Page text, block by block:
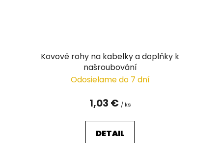
Kovové rohy na kabelky a doplňky k
našroubování
Odosielame do 7 dní
1,03 € / ks
DETAIL